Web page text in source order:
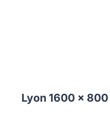
Lyon 1600 x 800